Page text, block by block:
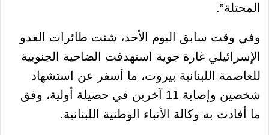
المحتلة”.
وفي وقت سابق اليوم الأحد، شنت طائرات العدو
الإسرائيلي غارة جوية استهدفت الضاحية الجنوبية
للعاصمة اللبنانية بيروت، ما أسفر عن استشهاد
شخصين وإصابة 11 آخرين في حصيلة أولية، وفق
ما أفادت به وكالة الأنباء الوطنية اللبنانية.